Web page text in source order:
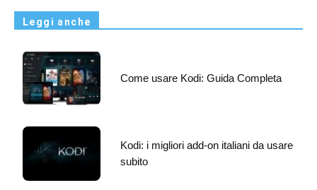
Leggi anche
Come usare Kodi: Guida Completa
Kodi: i migliori add-on italiani da usare
subito